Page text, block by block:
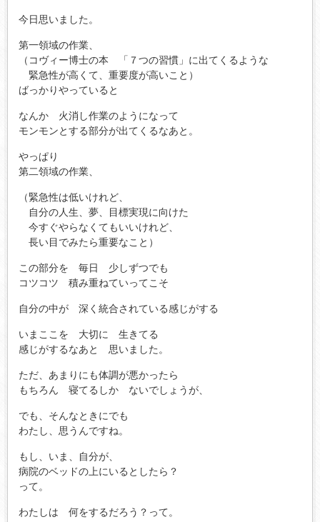
今日思いました。
第一領域の作業、
（コヴィー博士の本 「７つの習慣」に出てくるような
緊急性が高くて、重要度が高いこと）
ばっかりやっていると
なんか 火消し作業のようになって
モンモンとする部分が出てくるなあと。
やっぱり
第二領域の作業、
（緊急性は低いけれど、
自分の人生、夢、目標実現に向けた
今すぐやらなくてもいいけれど、
長い目でみたら重要なこと）
この部分を 毎日 少しずつでも
コツコツ 積み重ねていってこそ
自分の中が 深く統合されている感じがする
いまここを 大切に 生きてる
感じがするなあと 思いました。
ただ、あまりにも体調が悪かったら
もちろん 寝てるしか ないでしょうが、
でも、そんなときにでも
わたし、思うんですね。
もし、いま、自分が、
病院のベッドの上にいるとしたら？
って。
わたしは 何をするだろう？って。